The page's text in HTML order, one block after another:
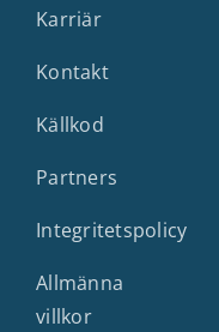
Karriär
Kontakt
Källkod
Partners
Integritetspolicy
Allmänna
villkor